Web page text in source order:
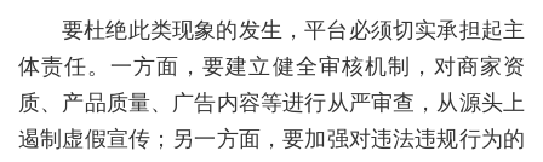
要杜绝此类现象的发生，平台必须切实承担起主
体责任。一方面，要建立健全审核机制，对商家资
质、产品质量、广告内容等进行从严审查，从源头上
遏制虚假宣传；另一方面，要加强对违法违规行为的